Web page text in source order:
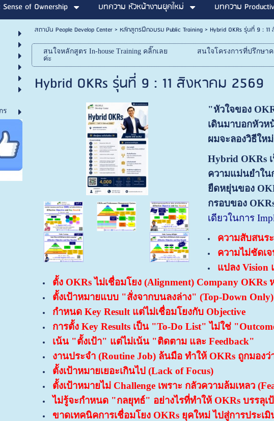
of Ownership
บทความ หัวหน้างานยุคใหม่ บทความ
ร
สถาบัน People Develop Center> หลักสูตรฝึกอบรม Public Training> Hybrid OKRs รุ่นที่ 9 :
สนใจหลักสูตร In-house Training คลิ๊กเลย
ค่ะ
สนใจโครงการที่ปรึกษา
Hybrid OKRs รุ่นที่ 9 : 11 สิงหาคม 2569
"หัวใจของ
เดินมาบอกหัวห
ผมจะลองวิธีให
Hybrid OKRs
ความแม่นยำใ
ยืดหยุ่นของ
กรอบของ
เดียวในการ
ความสับสนร
ความไม่ชัดเ
แปลง Vision
ตั้ง OKRs ไม่เชื่อมโยง (Alignment) Company OKRs
ตั้งเป้าหมายแบบ "สั่งจากบนลงล่าง" (Top-Down Only)
กำหนด Key Result แต่ไม่เชื่อมโยงกับ Objective
การตั้ง Key Results เป็น "To-Do List" ไม่ใช่
เน้น "ตั้งเป้า" แต่ไม่เน้น "ติดตาม และ Feedback"
งานประจำ (Routine Job) ล้นมือ ทำให้ OKRs ถูกมอง
ตั้งเป้าหมายเยอะเกินไป (Lack of Focus)
ตั้งเป้าหมายไม่ Challenge เพราะ กลัวความล้มเหลว
ไม่รู้จะกำหนด "กลยุทธ์" อย่างไรที่ทำให้ OKRs บรรลุเ
ขาดเทคนิคการเชื่อมโยง OKRs ยุคใหม่ ไปสู่การประเ